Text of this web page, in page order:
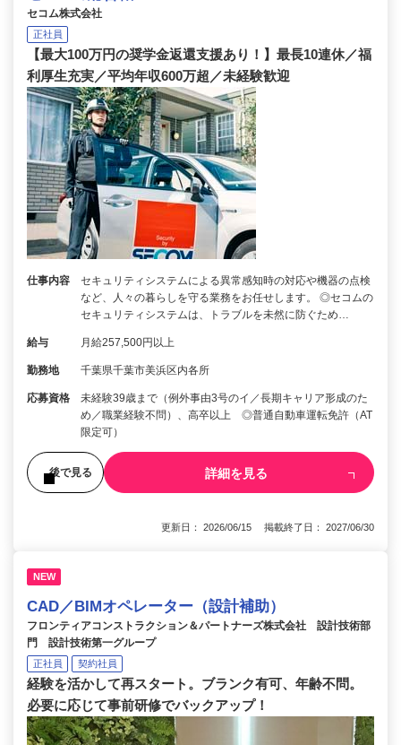
セコム株式会社
正社員
【最大100万円の奨学金返還支援あり！】最長10連休／福
利厚生充実／平均年収600万超／未経験歓迎
仕事内容
セキュリティシステムによる異常感知時の対応や機器の点検
など、人々の暮らしを守る業務をお任せします。 ◎セコムの
セキュリティシステムは、トラブルを未然に防ぐため…
給与 月給257,500円以上
勤務地 千葉県千葉市美浜区内各所
応募資格
未経験39歳まで（例外事由3号のイ／長期キャリア形成のた
め／職業経験不問）、高卒以上 ◎普通自動車運転免許（AT
限定可）
後で見る 詳細を見る
更新日： 2026/06/15 掲載終了日： 2027/06/30
NEW
CAD／BIMオペレーター（設計補助）
フロンティアコンストラクション＆パートナーズ株式会社 設計技術部
門 設計技術第一グループ
正社員 契約社員
経験を活かして再スタート。ブランク有可、年齢不問。
必要に応じて事前研修でバックアップ！